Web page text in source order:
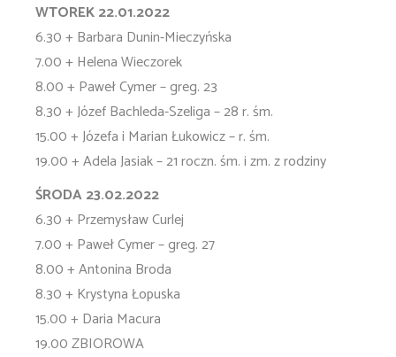
WTOREK 22.01.2022
6.30 + Barbara Dunin-Mieczyńska
7.00 + Helena Wieczorek
8.00 + Paweł Cymer – greg. 23
8.30 + Józef Bachleda-Szeliga – 28 r. śm.
15.00 + Józefa i Marian Łukowicz – r. śm.
19.00 + Adela Jasiak – 21 roczn. śm. i zm. z rodziny
ŚRODA 23.02.2022
6.30 + Przemysław Curlej
7.00 + Paweł Cymer – greg. 27
8.00 + Antonina Broda
8.30 + Krystyna Łopuska
15.00 + Daria Macura
19.00 ZBIOROWA